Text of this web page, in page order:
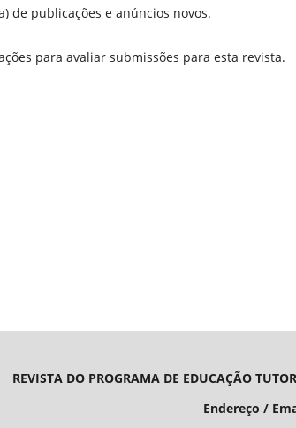
de publicações e anúncios novos.
para avaliar submissões para esta revista.
REVISTA DO PROGRAMA DE EDUCAÇÃO
/